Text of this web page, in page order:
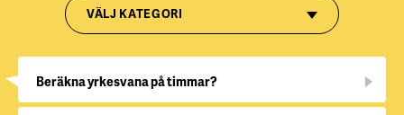
VÄLJ KATEGORI
Beräkna yrkesvana på timmar?